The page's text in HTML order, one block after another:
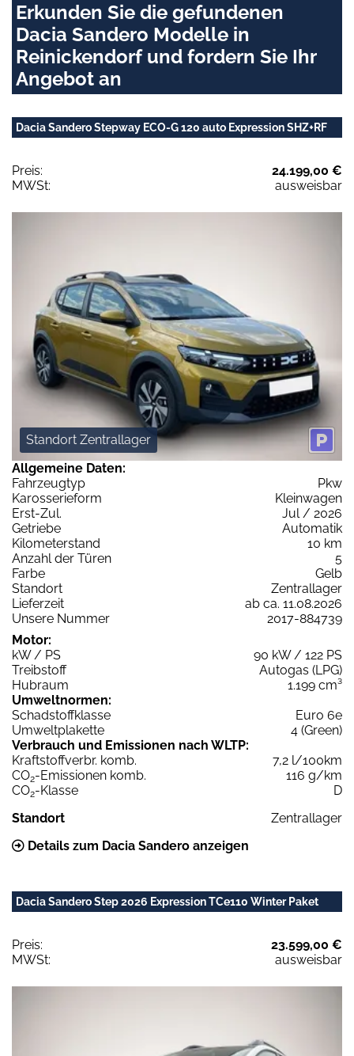
Erkunden Sie die gefundenen
Dacia Sandero Modelle in
Reinickendorf und fordern Sie Ihr
Angebot an
Dacia Sandero Stepway ECO-G 120 auto Expression SHZ+RF
Preis:
24.199,00 €
MWSt:
ausweisbar
Standort Zentrallager
Allgemeine Daten:
Fahrzeugtyp
Pkw
Karosserieform
Kleinwagen
Erst-Zul.
Jul / 2026
Getriebe
Automatik
Kilometerstand
10 km
Anzahl der Türen
5
Farbe
Gelb
Standort
Zentrallager
Lieferzeit
ab ca. 11.08.2026
Unsere Nummer
2017-884739
Motor:
kW / PS
90 kW / 122 PS
Treibstoff
Autogas (LPG)
Hubraum
1.199 cm³
Umweltnormen:
Schadstoffklasse
Euro 6e
Umweltplakette
4 (Green)
Verbrauch und Emissionen nach WLTP:
Kraftstoffverbr. komb.
7,2 l/100km
CO2-Emissionen komb.
116 g/km
CO2-Klasse
D
Standort
Zentrallager
Details zum Dacia Sandero anzeigen
Dacia Sandero Step 2026 Expression TCe110 Winter Paket
Preis:
23.599,00 €
MWSt:
ausweisbar